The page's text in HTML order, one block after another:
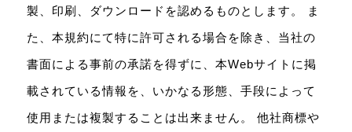
製、印刷、ダウンロードを認めるものとします。 ま
た、本規約にて特に許可される場合を除き、当社の
書面による事前の承諾を得ずに、本Webサイトに掲
載されている情報を、いかなる形態、手段によって
使用または複製することは出来ません。 他社商標や